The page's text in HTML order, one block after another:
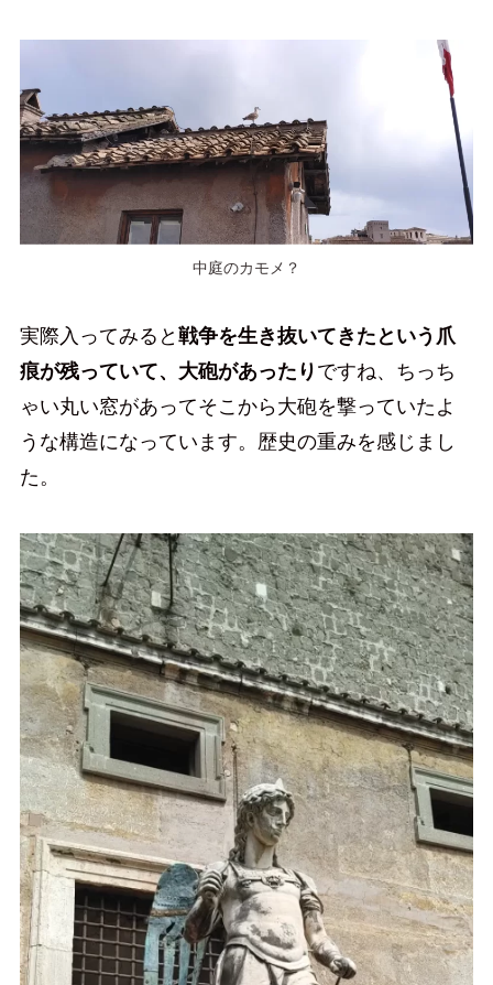
中庭のカモメ？
実際入ってみると 戦争を生き抜いてきたという爪
痕が残っていて、大砲があったり ですね、ちっち
ゃい丸い窓があってそこから大砲を撃っていたよ
うな構造になっています。歴史の重みを感じまし
た。